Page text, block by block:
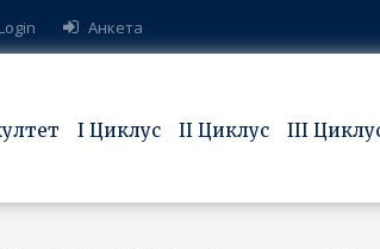
Анкета
I Циклус II Циклус III